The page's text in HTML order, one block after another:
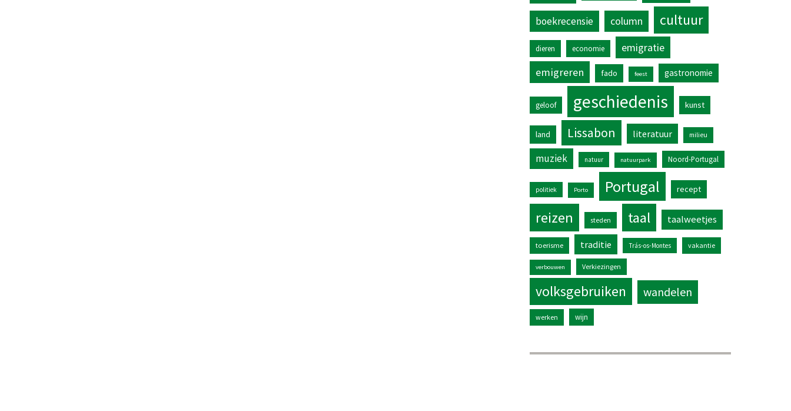
boekrecensie column cultuur
dieren economie
emigratie
emigreren
fado feest gastronomie
geloof geschiedenis kunst
land Lissabon literatuur milieu
muziek natuur natuurpark Noord-Portugal
politiek Porto Portugal recept
reizen steden taal taalweetjes
toerisme traditie Trás-os-Montes vakantie
verbouwen Verkiezingen
volksgebruiken wandelen
werken wijn